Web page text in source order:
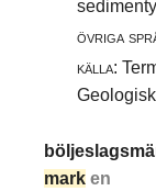
övriga
källa:
mark en